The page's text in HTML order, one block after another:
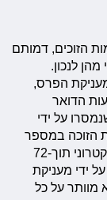
הזוכים, דמותם
לנכון.
הפרס,
הדואר
על ידי
הזוכה במספר
הטלפון שהזין או שלא יענה להודעת הדואר האלקטרוני תוך-72
ידי מעניקת
מוותר על כל